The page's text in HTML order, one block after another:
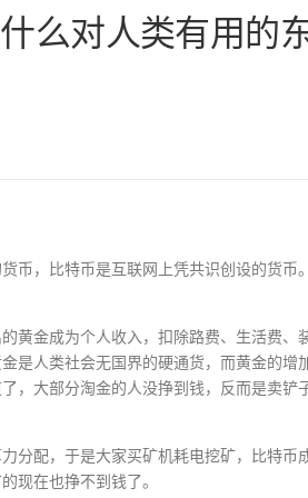
么对人类有用的
币，比特币是互联网上凭共识创设的货币
黄金成为个人收入，扣除路费、生活费、
是人类社会无国界的硬通货，而黄金的增
，大部分淘金的人没挣到钱，反而是卖铲
分配，于是大家买矿机耗电挖矿，比特币
现在也挣不到钱了。